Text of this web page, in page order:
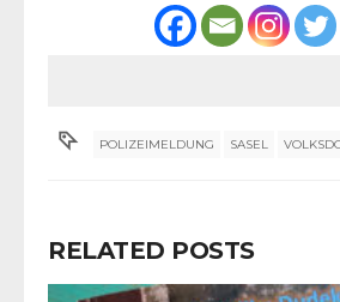
POLIZEIMELDUNG SASEL
RELATED POSTS